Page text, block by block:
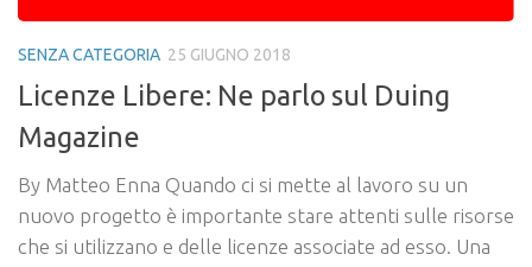
SENZA CATEGORIA 25 GIUGNO 2018
Licenze Libere: Ne parlo sul Duing
Magazine
By Matteo Enna Quando ci si mette al lavoro su un
nuovo progetto è importante stare attenti sulle risorse
che si utilizzano e delle licenze associate ad esso. Una